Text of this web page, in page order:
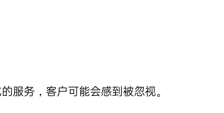
服务，客户可能会感到被忽视。